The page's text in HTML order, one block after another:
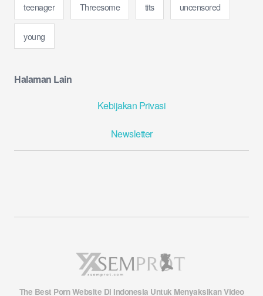
teenager Threesome tits uncensored
young
Halaman Lain
Kebijakan Privasi
Newsletter
The Best Porn Website Di Indonesia Untuk Menyaksikan Video